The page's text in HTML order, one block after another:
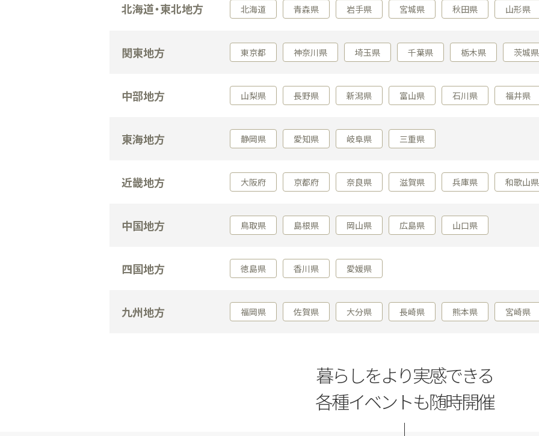
北海道・東北地方 北海道 青森県 岩手県 宮城県 秋田県 山形県
関東地方 東京都 神奈川県 埼玉県 千葉県 栃木県 茨城県
中部地方 山梨県 長野県 新潟県 富山県 石川県 福井県
東海地方 静岡県 愛知県 岐阜県 三重県
近畿地方 大阪府 京都府 奈良県 滋賀県 兵庫県 和歌山県
中国地方 鳥取県 島根県 岡山県 広島県 山口県
四国地方 徳島県 香川県 愛媛県
九州地方 福岡県 佐賀県 大分県 長崎県 熊本県 宮崎県
暮らしをより実感できる
各種イベントも随時開催